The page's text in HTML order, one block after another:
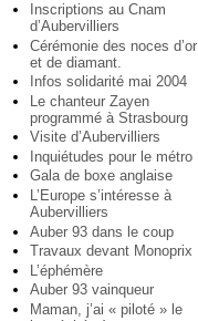
Inscriptions au Cnam
d’Aubervilliers
Cérémonie des noces d’or
et de diamant.
Infos solidarité mai 2004
Le chanteur Zayen
programmé à Strasbourg
Visite d’Aubervilliers
Inquiétudes pour le métro
Gala de boxe anglaise
L’Europe s’intéresse à
Aubervilliers
Auber 93 dans le coup
Travaux devant Monoprix
L’éphémère
Auber 93 vainqueur
Maman, j’ai « piloté » le